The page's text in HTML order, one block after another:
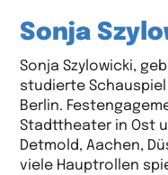
Sonja
Sonja Szylowicki,
studierte Schauspiel
Berlin.
Stadttheater in Ost
Detmold, Aachen,
viele Hauptrollen